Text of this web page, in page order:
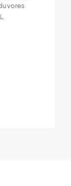
vores